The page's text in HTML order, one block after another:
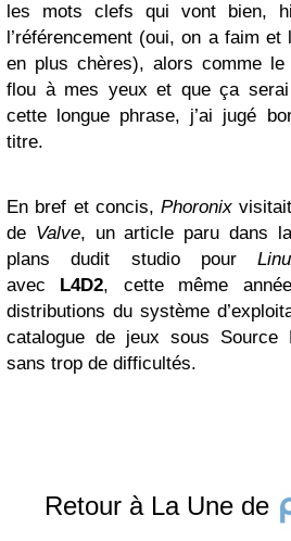
les mots clefs qui vont bien,
l’référencement (oui, on a faim
en plus chères), alors comme
flou à mes yeux et que ça
cette longue phrase, j’ai jugé
titre.
En bref et concis, Phoronix
de Valve, un article paru dans
plans dudit studio pour
avec
L4D2, cette même
distributions du système
catalogue de jeux sous Source
sans trop de difficultés.
Retour à La Une de